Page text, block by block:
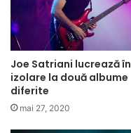
Joe Satriani lucrează în
izolare la două albume
diferite
mai 27, 2020